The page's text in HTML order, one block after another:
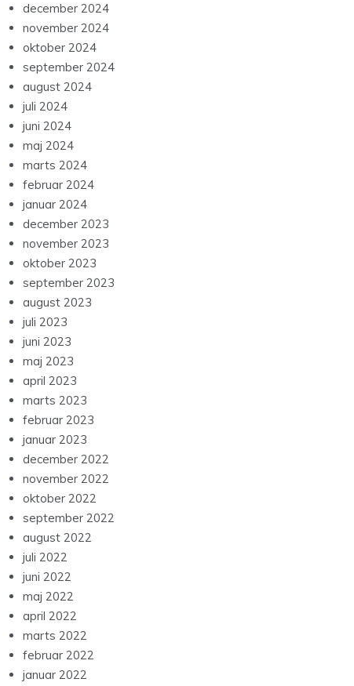
december 2024
november 2024
oktober 2024
september 2024
august 2024
juli 2024
juni 2024
maj 2024
marts 2024
februar 2024
januar 2024
december 2023
november 2023
oktober 2023
september 2023
august 2023
juli 2023
juni 2023
maj 2023
april 2023
marts 2023
februar 2023
januar 2023
december 2022
november 2022
oktober 2022
september 2022
august 2022
juli 2022
juni 2022
maj 2022
april 2022
marts 2022
februar 2022
januar 2022